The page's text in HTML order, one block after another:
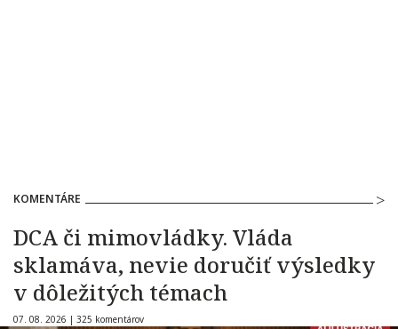
KOMENTÁRE
DCA či mimovládky. Vláda
sklamáva, nevie doručiť výsledky
v dôležitých témach
07. 08. 2026 | 325 komentárov